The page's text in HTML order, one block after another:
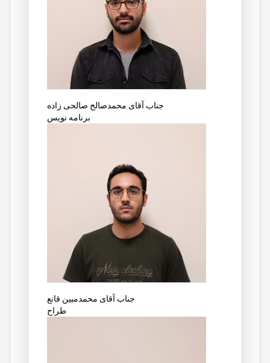
جناب آقای محمدصالح صالحی زاده
برنامه نویس
جناب آقای محمدمبین قانع
طراح